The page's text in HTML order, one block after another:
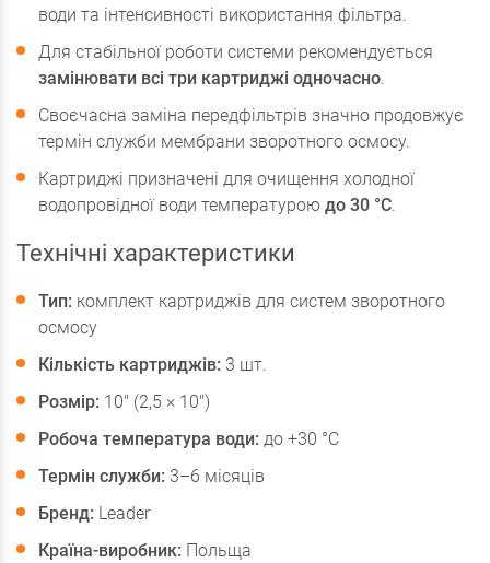
води та інтенсивності використання фільтра.
Для стабільної роботи системи рекомендується
замінювати всі три картриджі одночасно.
Своєчасна заміна передфільтрів значно продовжує
термін служби мембрани зворотного осмосу.
Картриджі призначені для очищення холодної
водопровідної води температурою до 30 °C.
Технічні характеристики
Тип: комплект картриджів для систем зворотного
осмосу
Кількість картриджів: 3 шт.
Розмір: 10" (2,5 × 10")
Робоча температура води: до +30 °C
Термін служби: 3–6 місяців
Бренд: Leader
Країна-виробник: Польща